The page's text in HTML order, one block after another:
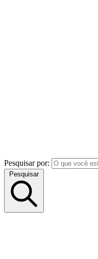
Pesquisar por:
Pesquisar